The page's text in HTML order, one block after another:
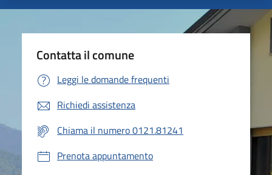
Contatta il comune
Leggi le domande frequenti
Richiedi assistenza
Chiama il numero 0121.81241
Prenota appuntamento